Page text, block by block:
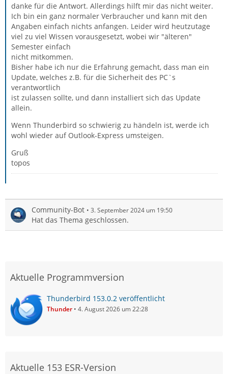
danke für die Antwort. Allerdings hilft mir das nicht weiter.
Ich bin ein ganz normaler Verbraucher und kann mit den
Angaben einfach nichts anfangen. Leider wird heutzutage
viel zu viel Wissen vorausgesetzt, wobei wir "älteren"
Semester einfach
nicht mitkommen.
Bisher habe ich nur die Erfahrung gemacht, dass man ein
Update, welches z.B. für die Sicherheit des PC`s
verantwortlich
ist zulassen sollte, und dann installiert sich das Update
allein.
Wenn Thunderbird so schwierig zu händeln ist, werde ich
wohl wieder auf Outlook-Express umsteigen.
Gruß
topos
Community-Bot 3. September 2024 um 19:50
Hat das Thema geschlossen.
Aktuelle Programmversion
Thunderbird 153.0.2 veröffentlicht
Thunder 4. August 2026 um 22:28
Aktuelle 153 ESR-Version